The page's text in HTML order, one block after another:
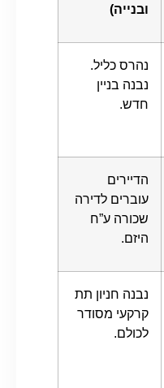
ובנייה)
נהרס כליל.
נבנה בניין
חדש.
הדיירים
עוברים לדירה
שכורה ע”ח
היזם.
נבנה חניון תת
קרקעי מסודר
לכולם.